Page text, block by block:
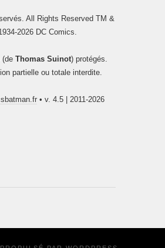
All Rights Reserved TM &
2026 DC Comics.
(de Thomas Suinot) protégés.
partielle ou totale interdite.
• v. 4.5 | 2011-2026